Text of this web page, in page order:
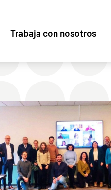
Trabaja con nosotros